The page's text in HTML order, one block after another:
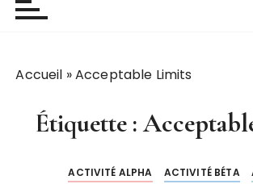
Accueil »Acceptable Limits
Étiquette :
ACTIVITÉ ALPHA ACTIVITÉ BÉTA